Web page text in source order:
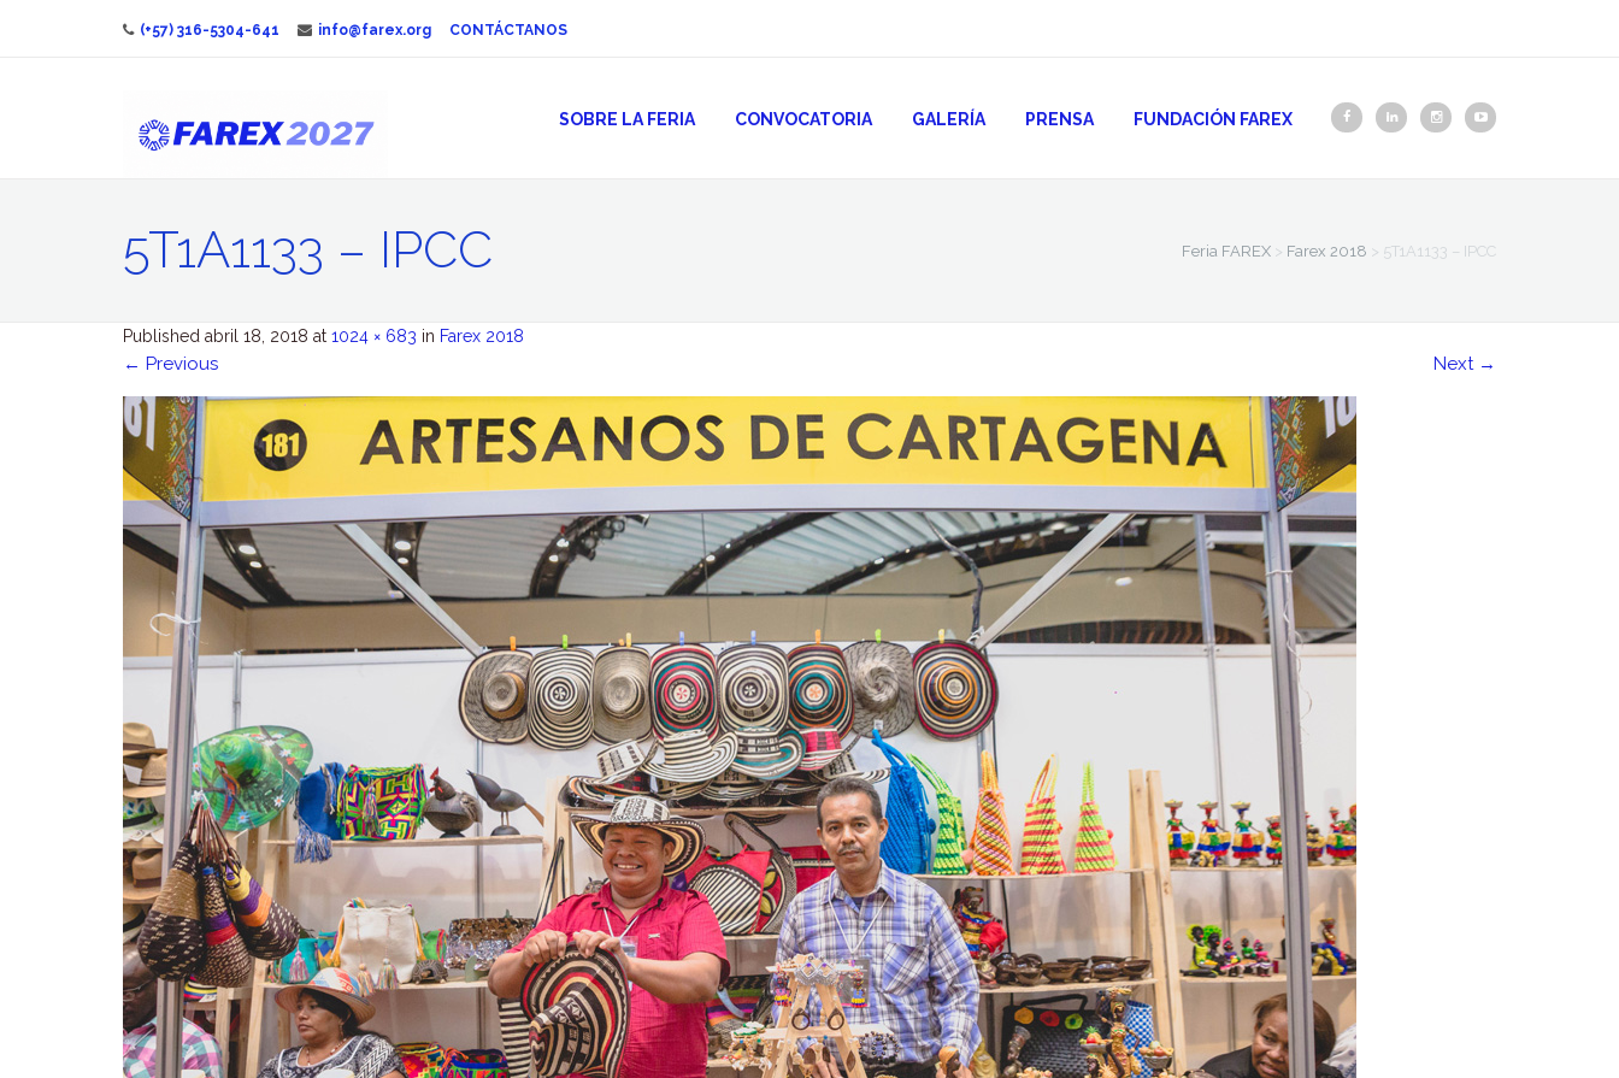
(+57) 316-5304-641 info@farex.org CONTÁCTANOS
SOBRE LA FERIA CONVOCATORIA GALERÍA PRENSA FUNDACIÓN FAREX
5T1A1133 – IPCC Feria FAREX > Farex 2018 > 5T1A1133 – IPCC
Published abril 18, 2018 at 1024 × 683 in Farex 2018
← Previous Next →